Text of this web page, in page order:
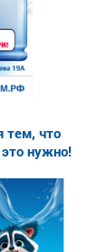
тем, что
нужно!